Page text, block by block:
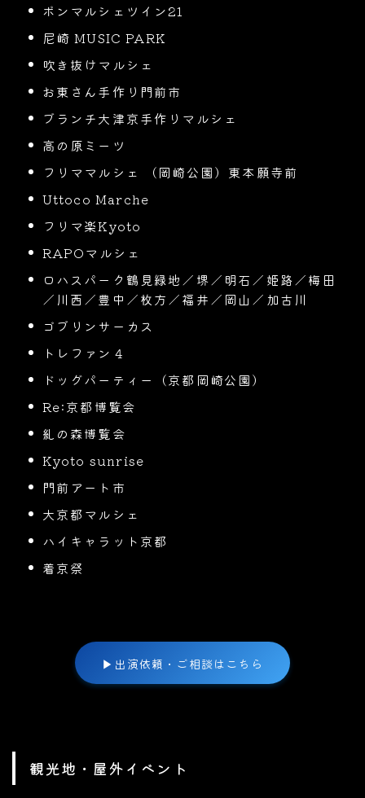
ボンマルシェツイン21
尼崎 MUSIC PARK
吹き抜けマルシェ
お東さん手作り門前市
ブランチ大津京手作りマルシェ
高の原ミーツ
フリママルシェ （岡崎公園）東本願寺前
Uttoco Marche
フリマ楽Kyoto
RAPOマルシェ
ロハスパーク鶴見緑地／堺／明石／姫路／梅田
／川西／豊中／枚方／福井／岡山／加古川
ゴブリンサーカス
トレファン４
ドッグパーティー（京都岡崎公園）
Re:京都博覧会
糺の森博覧会
Kyoto sunrise
門前アート市
大京都マルシェ
ハイキャラット京都
着京祭
▶ 出演依頼・ご相談はこちら
観光地・屋外イベント